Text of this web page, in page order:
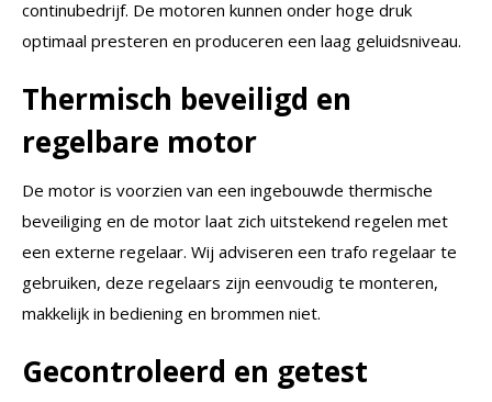
continubedrijf. De motoren kunnen onder hoge druk
optimaal presteren en produceren een laag geluidsniveau.
Thermisch beveiligd en
regelbare motor
De motor is voorzien van een ingebouwde thermische
beveiliging en de motor laat zich uitstekend regelen met
een externe regelaar. Wij adviseren een trafo regelaar te
gebruiken, deze regelaars zijn eenvoudig te monteren,
makkelijk in bediening en brommen niet.
Gecontroleerd en getest